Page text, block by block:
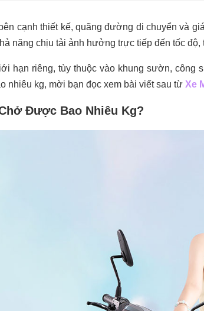
cạnh thiết kế, quãng đường di chuyển và
năng chịu tải ảnh hưởng trực tiếp đến tốc
hạn riêng, tùy thuộc vào khung sườn,
nhiêu kg, mời bạn đọc xem bài viết sau từ Xe
Được Bao Nhiêu Kg?